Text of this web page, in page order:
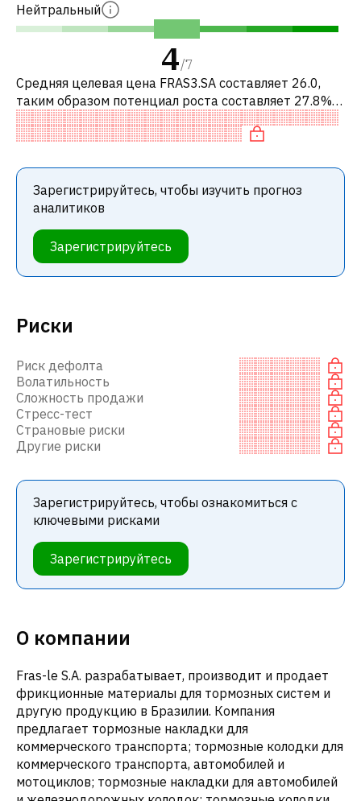
Риски
Риск дефолта
Волатильность
Сложность продажи
Стресс-тест
Страновые риски
Другие риски
Зарегистрируйтесь, чтобы ознакомиться с
ключевыми рисками
Зарегистрируйтесь
О компании
Fras-le S.A. разрабатывает, производит и продает
фрикционные материалы для тормозных систем и
другую продукцию в Бразилии. Компания
предлагает тормозные накладки для
коммерческого транспорта; тормозные колодки для
коммерческого транспорта, автомобилей и
мотоциклов; тормозные накладки для автомобилей
Нейтральный
4/7
Средняя целевая цена FRAS3.SA составляет 26.0,
таким образом потенциал роста составляет 27.8%.
Обычно это означает рекомендацию «ПОКУПАТЬ»
среди инвестиционных компаний и
Зарегистрируйтесь, чтобы изучить прогноз
аналитиков
Зарегистрируйтесь